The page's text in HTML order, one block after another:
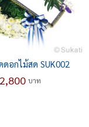
อกไม้สด SUK002
2,800 บาท